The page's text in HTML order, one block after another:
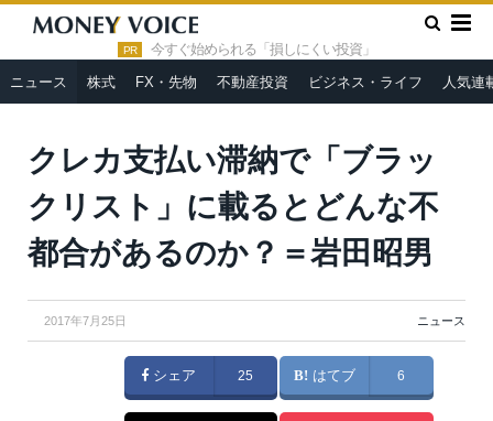
PR 今すぐ始められる「損しにくい投資」
ニュース 株式 FX・先物 不動産投資 ビジネス・ライフ 人気連
HOME » ニュース »
クレカ支払い滞納で「ブラックリスト」に
載るとどんな不都合があるのか？＝岩田昭男
クレカ支払い滞納で「ブラッ
クリスト」に載るとどんな不
都合があるのか？＝岩田昭男
2017年7月25日 ニュース
シェア 25 はてブ 6